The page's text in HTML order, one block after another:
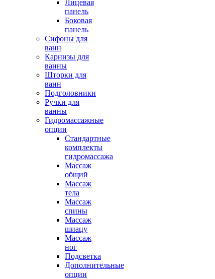
Лицевая
панель
Боковая
панель
Сифоны для
ванн
Карнизы для
ванны
Шторки для
ванн
Подголовники
Ручки для
ванны
Гидромассажные
опции
Стандартные
комплекты
гидромассажа
Массаж
общий
Массаж
тела
Массаж
спины
Массаж
шиацу
Массаж
ног
Подсветка
Дополнительные
опции